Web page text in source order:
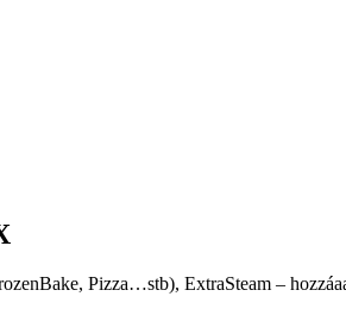
Pizza…stb), ExtraSteam –